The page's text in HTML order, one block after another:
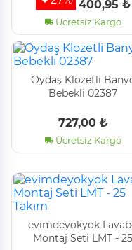
400,95 ₺
Ücretsiz Kargo
Oydaş Klozetli̇
Bebekli̇ 02387
727,00 ₺
Ücretsiz Kargo
evimdeyokyok
Montaj Seti LMT - 25